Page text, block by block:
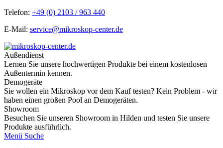
Telefon: +49 (0) 2103 / 963 440
E-Mail: service@mikroskop-center.de
Außendienst
Lernen Sie unsere hochwertigen Produkte bei einem kostenlosen
Außentermin kennen.
Demogeräte
Sie wollen ein Mikroskop vor dem Kauf testen? Kein Problem - wir
haben einen großen Pool an Demogeräten.
Showroom
Besuchen Sie unseren Showroom in Hilden und testen Sie unsere
Produkte ausführlich.
Menü Suche